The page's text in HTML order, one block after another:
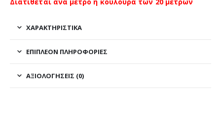
ΧΑΡΑΚΤΗΡΙΣΤΙΚΑ
ΕΠΙΠΛΈΟΝ ΠΛΗΡΟΦΟΡΊΕΣ
ΑΞΙΟΛΟΓΉΣΕΙΣ (0)